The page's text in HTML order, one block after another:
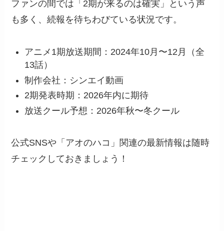
ファンの間では「2期が来るのは確実」という声
も多く、続報を待ちわびている状況です。
アニメ1期放送期間：2024年10月〜12月（全
13話）
制作会社：シンエイ動画
2期発表時期：2026年内に期待
放送クール予想：2026年秋〜冬クール
公式SNSや「アオのハコ」関連の最新情報は随時
チェックしておきましょう！